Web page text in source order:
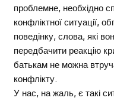
проблемне, необхідно
конфліктної ситуації,
поведінку, слова, які
передбачити реакцію
батькам не можна
конфлікту.
У нас, на жаль, є такі